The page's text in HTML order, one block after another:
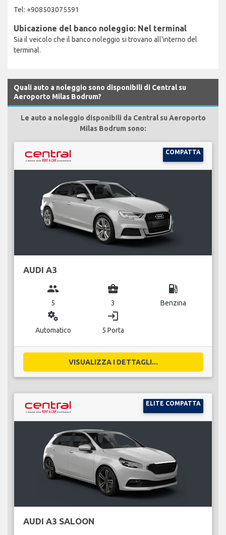
Tel: +908503075591
Ubicazione del banco noleggio: Nel terminal
Sia il veicolo che il banco noleggio si trovano all'interno del
terminal.
Quali auto a noleggio sono disponibili di Central su
Aeroporto Milas Bodrum?
Le auto a noleggio disponibili da Central su Aeroporto
Milas Bodrum sono:
COMPATTA
AUDI A3
group
5
business_center
3
local_gas_station
Benzina
miscellaneous_services
Automatico
login
5 Porta
VISUALIZZA I DETTAGLI...
ELITE COMPATTA
AUDI A3 SALOON